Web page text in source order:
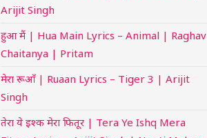
Arijit Singh
हुआ मैं | Hua Main Lyrics – Animal | Raghav
Chaitanya | Pritam
मेरा रूआँ | Ruaan Lyrics – Tiger 3 | Arijit
Singh
तेरा ये इश्क मेरा फितूर | Tera Ye Ishq Mera